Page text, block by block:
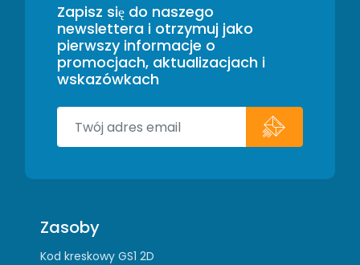
Zapisz się do naszego
newslettera i otrzymuj jako
pierwszy informacje o
promocjach, aktualizacjach i
wskazówkach
Zasoby
Kod kreskowy GS1 2D